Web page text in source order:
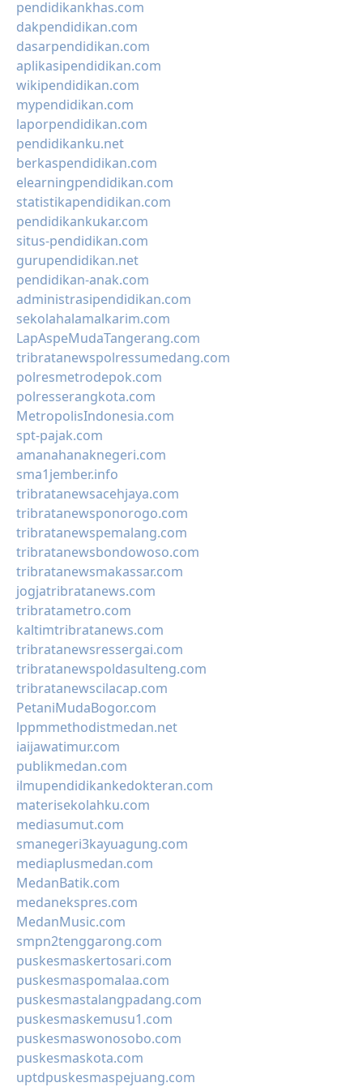
pendidikankhas.com
dakpendidikan.com
dasarpendidikan.com
aplikasipendidikan.com
wikipendidikan.com
mypendidikan.com
laporpendidikan.com
pendidikanku.net
berkaspendidikan.com
elearningpendidikan.com
statistikapendidikan.com
pendidikankukar.com
situs-pendidikan.com
gurupendidikan.net
pendidikan-anak.com
administrasipendidikan.com
sekolahalamalkarim.com
LapAspeMudaTangerang.com
tribratanewspolressumedang.com
polresmetrodepok.com
polresserangkota.com
MetropolisIndonesia.com
spt-pajak.com
amanahanaknegeri.com
sma1jember.info
tribratanewsacehjaya.com
tribratanewsponorogo.com
tribratanewspemalang.com
tribratanewsbondowoso.com
tribratanewsmakassar.com
jogjatribratanews.com
tribratametro.com
kaltimtribratanews.com
tribratanewsressergai.com
tribratanewspoldasulteng.com
tribratanewscilacap.com
PetaniMudaBogor.com
lppmmethodistmedan.net
iaijawatimur.com
publikmedan.com
ilmupendidikankedokteran.com
materisekolahku.com
mediasumut.com
smanegeri3kayuagung.com
mediaplusmedan.com
MedanBatik.com
medanekspres.com
MedanMusic.com
smpn2tenggarong.com
puskesmaskertosari.com
puskesmaspomalaa.com
puskesmastalangpadang.com
puskesmaskemusu1.com
puskesmaswonosobo.com
puskesmaskota.com
uptdpuskesmaspejuang.com